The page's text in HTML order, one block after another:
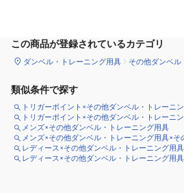
この商品が登録されているカテゴリ
ダンベル・トレーニング用具 その他ダンベ
類似条件で探す
トリガーポイント×その他ダンベル・トレーニ
トリガーポイント×その他ダンベル・トレーニ
メンズ×その他ダンベル・トレーニング用具
メンズ×その他ダンベル・トレーニング用具×そ
レディース×その他ダンベル・トレーニング用具
レディース×その他ダンベル・トレーニング用